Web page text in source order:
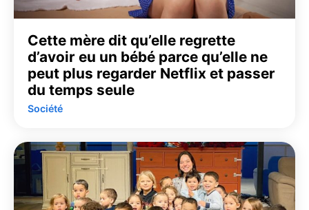
Cette mère dit qu’elle regrette
d’avoir eu un bébé parce qu’elle ne
peut plus regarder Netflix et passer
du temps seule
Société